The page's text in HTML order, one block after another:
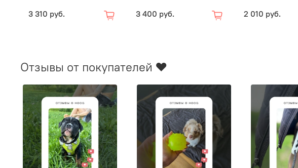
3 310 руб. 3 400 руб. 2 010 руб.
Отзывы от покупателей ❤️